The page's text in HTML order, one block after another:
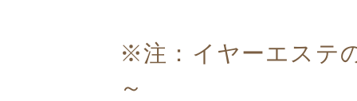
※注：イヤーエステ
～